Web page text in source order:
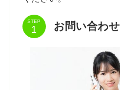
STEP お問い合わせ